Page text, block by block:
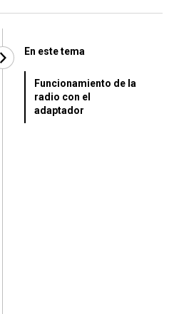
En este tema
Funcionamiento de la
radio con el
adaptador